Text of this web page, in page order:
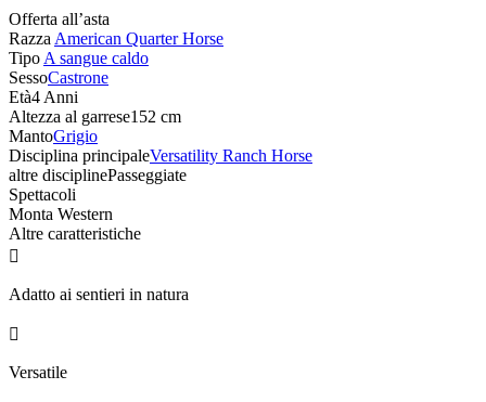
Offerta all’asta
Razza American Quarter Horse
Tipo A sangue caldo
SessoCastrone
Età4 Anni
Altezza al garrese152 cm
MantoGrigio
Disciplina principaleVersatility Ranch Horse
altre disciplinePasseggiate
Spettacoli
Monta Western
Altre caratteristiche

Adatto ai sentieri in natura

Versatile